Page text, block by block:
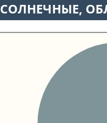
CОЛНЕЧНЫЕ,